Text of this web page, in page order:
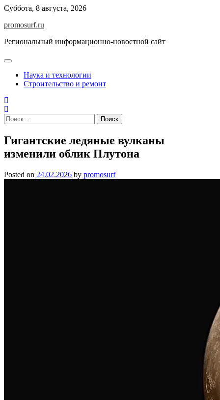
Skip
content
Суббота, 8 августа, 2026
promosurf.ru
Региональный информационно-новостной сайт
Наука и технологии
Строительство и ремонт
Найти:
Гигантские ледяные вулканы
изменили облик Плутона
Posted on 24.02.2026 by promosurf